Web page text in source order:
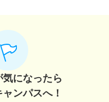
気になったら
ンパスへ！